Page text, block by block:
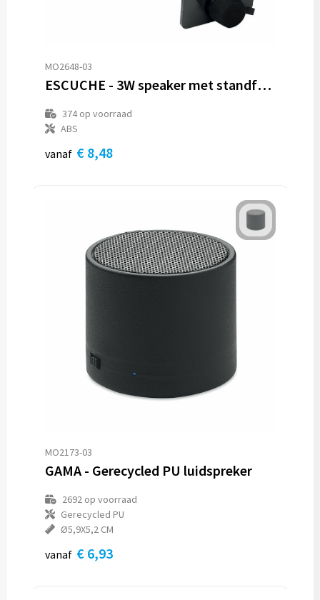
MO2648-03
ESCUCHE - 3W speaker met standfunctie
374op voorraad
ABS
vanaf € 8,48
MO2173-03
GAMA - Gerecycled PU luidspreker
2692op voorraad
Gerecycled PU
Ø5,9X5,2 CM
vanaf € 6,93